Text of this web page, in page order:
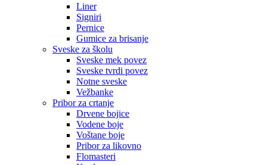
Liner
Signiri
Pernice
Gumice za brisanje
Sveske za školu
Sveske mek povez
Sveske tvrdi povez
Notne sveske
Vežbanke
Pribor za crtanje
Drvene bojice
Vodene boje
Voštane boje
Pribor za likovno
Flomasteri